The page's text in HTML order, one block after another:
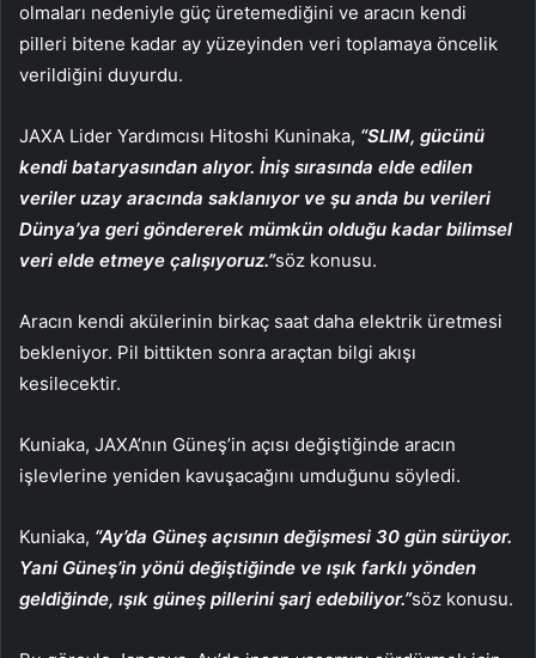
olmaları nedeniyle güç üretemediğini ve aracın kendi
pilleri bitene kadar ay yüzeyinden veri toplamaya öncelik
verildiğini duyurdu.
JAXA Lider Yardımcısı Hitoshi Kuninaka, “SLIM, gücünü
kendi bataryasından alıyor. İniş sırasında elde edilen
veriler uzay aracında saklanıyor ve şu anda bu verileri
Dünya’ya geri göndererek mümkün olduğu kadar bilimsel
veri elde etmeye çalışıyoruz.”söz konusu.
Aracın kendi akülerinin birkaç saat daha elektrik üretmesi
bekleniyor. Pil bittikten sonra araçtan bilgi akışı
kesilecektir.
Kuniaka, JAXA’nın Güneş’in açısı değiştiğinde aracın
işlevlerine yeniden kavuşacağını umduğunu söyledi.
Kuniaka, “Ay’da Güneş açısının değişmesi 30 gün sürüyor.
Yani Güneş’in yönü değiştiğinde ve ışık farklı yönden
geldiğinde, ışık güneş pillerini şarj edebiliyor.”söz konusu.